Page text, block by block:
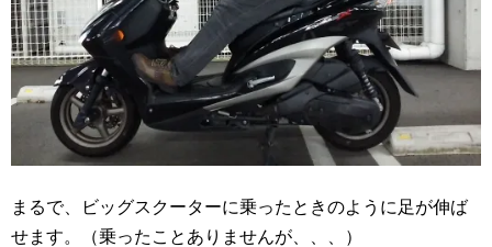
まるで、ビッグスクーターに乗ったときのように足が伸ば
せます。（乗ったことありませんが、、、）